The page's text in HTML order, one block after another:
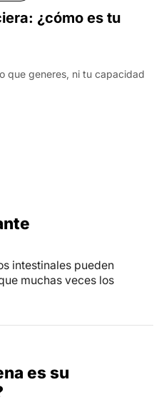
¿cómo es tu
que generes, ni tu capacidad
intestinales pueden
muchas veces los
es su